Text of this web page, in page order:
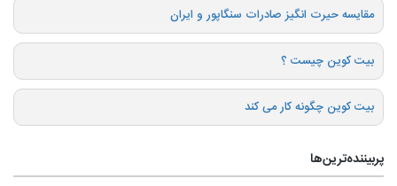
️مقایسه حیرت انگیز صادرات سنگاپور و ایران
بیت کوین چیست ؟
بیت کوین چگونه کار می کند
پربیننده‌ترین‌ها